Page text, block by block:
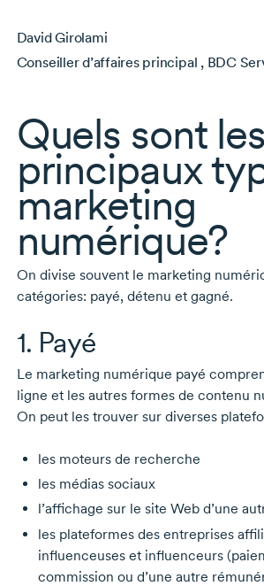
David Girolami
Conseiller d’affaires principal , BDC
Quels sont les
principaux
marketing
numérique?
On divise souvent le marketing
catégories: payé, détenu et gagné.
1. Payé
Le marketing numérique payé
ligne et les autres formes de contenu
On peut les trouver sur diverses
les moteurs de recherche
les médias sociaux
l’affichage sur le site Web d’une
les plateformes des entreprises
influenceuses et influenceurs
commission ou d’une autre